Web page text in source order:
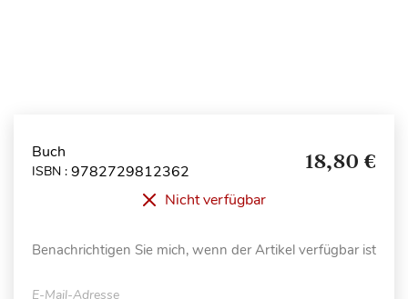
Buch
ISBN : 9782729812362 18,80 €
Nicht verfügbar
Benachrichtigen Sie mich, wenn der Artikel verfügbar ist
E-Mail-Adresse